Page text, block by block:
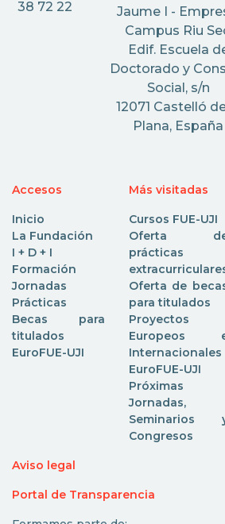
38 72 22
Jaume I -
Campus Riu
Edif. Escuela
Doctorado y
Social, s/n
12071 Castelló
Plana, España
Accesos
Inicio
La Fundación
I + D + I
Formación
Jornadas
Prácticas
Becas para
titulados
EuroFUE-UJI
Más visitadas
Cursos FUE-UJI
Oferta
prácticas
Oferta de
para titulados
Proyectos
Europeos
Internacionales
EuroFUE-UJI
Próximas
Jornadas,
Seminarios
Congresos
Aviso legal
Portal de Transparencia